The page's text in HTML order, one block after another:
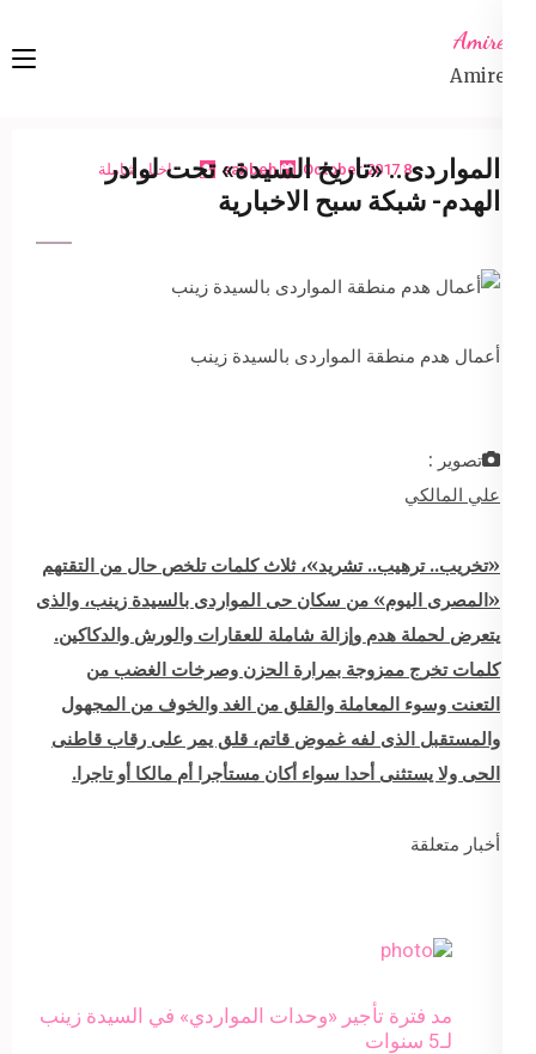
content
Enter)
Amireta
Amireta
8 October 2017
sabbeh اخبار شاملة
المواردى.. «تاريخ السيدة» تحت لوادر
الهدم- شبكة سبح الاخبارية
أعمال هدم منطقة المواردى بالسيدة زينب
تصوير :
علي المالكي
«تخريب.. ترهيب.. تشريد»، ثلاث كلمات تلخص حال من التقتهم
«المصرى اليوم» من سكان حى المواردى بالسيدة زينب، والذى
يتعرض لحملة هدم وإزالة شاملة للعقارات والورش والدكاكين.
كلمات تخرج ممزوجة بمرارة الحزن وصرخات الغضب من
التعنت وسوء المعاملة والقلق من الغد والخوف من المجهول
والمستقبل الذى لفه غموض قاتم، قلق يمر على رقاب قاطنى
الحى ولا يستثنى أحدا سواء أكان مستأجرا أم مالكا أو تاجرا.
أخبار متعلقة
مد فترة تأجير «وحدات المواردي» في السيدة زينب
لـ5 سنوات